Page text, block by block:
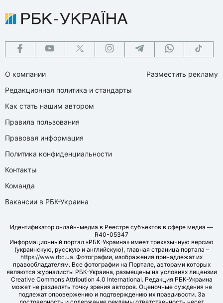
О компании
Редакционная политика и стандарты
Как стать нашим автором
Правила пользования
Правовая информация
Политика конфиденциальности
Контакты
Команда
Вакансии в РБК-Украина
Разместить рекламу
Идентификатор онлайн-медиа в Реестре субъектов в сфере медиа —
R40-05347
Информационный портал «РБК-Украина» имеет трехязычную версию
(украинскую, русскую и английскую), главная страница портала –
https://www.rbc.ua. Фотографии, изображения принадлежат их
правообладателям. Все фотографии на Портале, авторами которых
являются журналисты РБК-Украина, размещены на условиях лицензии
Creative Commons Attribution 4.0 International. Редакция РБК-Украина
может не разделять точку зрения авторов. Оценочные суждения не
подлежат опровержению и подтверждению их правдивости. За